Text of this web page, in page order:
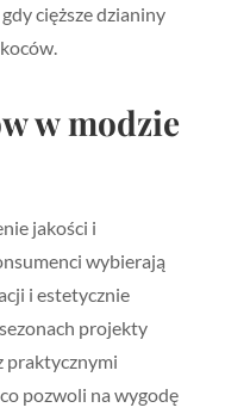
cięższe dzianiny
w modzie
jakości i
wybierają
i estetycznie
projekty
praktycznymi
pozwoli na wygodę